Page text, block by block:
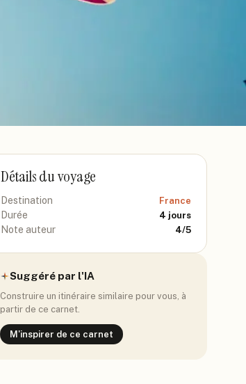
Détails du voyage
Destination France
Durée 4 jours
Note auteur 4/5
Suggéré par l'IA
Construire un itinéraire similaire pour vous, à
partir de ce carnet.
M'inspirer de ce carnet